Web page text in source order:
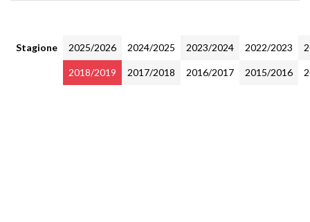
Stagione 2025/2026 2024/2025 2023/2024 2022/2023
2018/2019 2017/2018 2016/2017 2015/2016